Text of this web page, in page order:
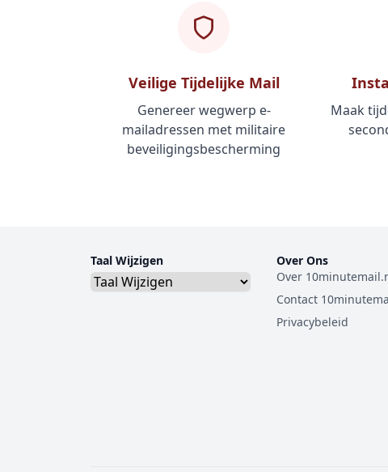
Veilige Tijdelijke Mail
Genereer wegwerp e-
mailadressen met militaire
beveiligingsbescherming
Maak
Taal Wijzigen
Over Ons
Over
Contact
Privacybeleid